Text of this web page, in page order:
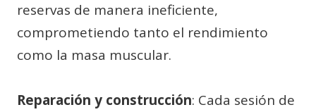
reservas de manera ineficiente,
comprometiendo tanto el rendimiento
como la masa muscular.
Reparación y construcción: Cada sesión de